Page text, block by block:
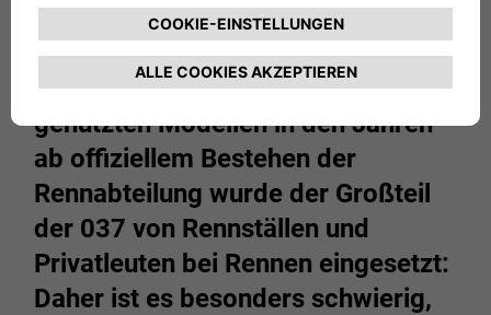
Lancia Rally, sich bei den Rennen
der Weltmeisterschaft zu
behaupten. Abgesehen von den 53
genutzten Modellen in den Jahren
ab offiziellem Bestehen der
Rennabteilung wurde der Großteil
der 037 von Rennställen und
Privatleuten bei Rennen eingesetzt:
Daher ist es besonders schwierig,